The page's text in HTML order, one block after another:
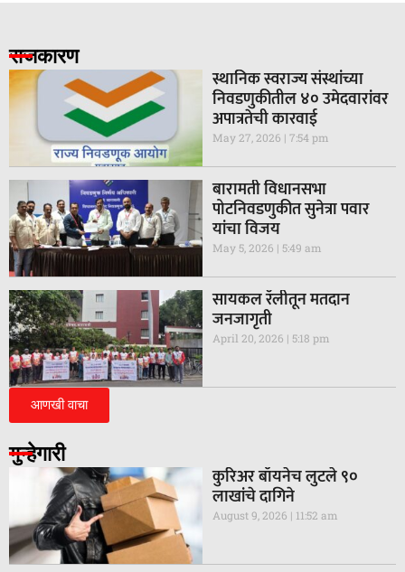
राजकारण
स्थानिक स्वराज्य संस्थांच्या
निवडणुकीतील ४० उमेदवारांवर
अपात्रतेची कारवाई
May 27, 2026 7:54 pm
बारामती विधानसभा
पोटनिवडणुकीत सुनेत्रा पवार
यांचा विजय
May 5, 2026 5:49 am
सायकल रॅलीतून मतदान
जनजागृती
April 20, 2026 5:18 pm
आणखी वाचा
गुन्हेगारी
कुरिअर बॉयनेच लुटले ९०
लाखांचे दागिने
August 9, 2026 11:52 am